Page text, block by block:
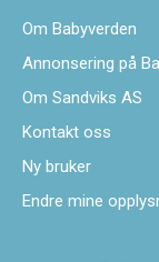
Om Babyverden
Annonsering på
Om Sandviks AS
Kontakt oss
Ny bruker
Endre mine